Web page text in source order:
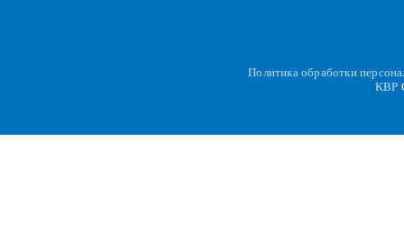
Политика обработки
KBP